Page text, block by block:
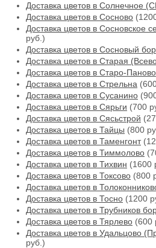
Доставка цветов в Солнечное
Доставка цветов в Сосново
Доставка цветов в Сосновское
руб.)
Доставка цветов в Сосновый бор
Доставка цветов в Старая
Доставка цветов в Старо-Паново
Доставка цветов в Стрельна
Доставка цветов в Сусанино
Доставка цветов в Сярьги (700
Доставка цветов в Сясьстрой
Доставка цветов в Тайцы (800
Доставка цветов в Таменгонт
Доставка цветов в Тиммолово
Доставка цветов в Тихвин (1600
Доставка цветов в Токсово (800
Доставка цветов в
Доставка цветов в Тосно (1200
Доставка цветов в Трубников
Доставка цветов в Тярлево (600
Доставка цветов в Удальцово
руб.)